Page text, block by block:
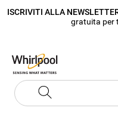
ISCRIVITI ALLA
gratuita per